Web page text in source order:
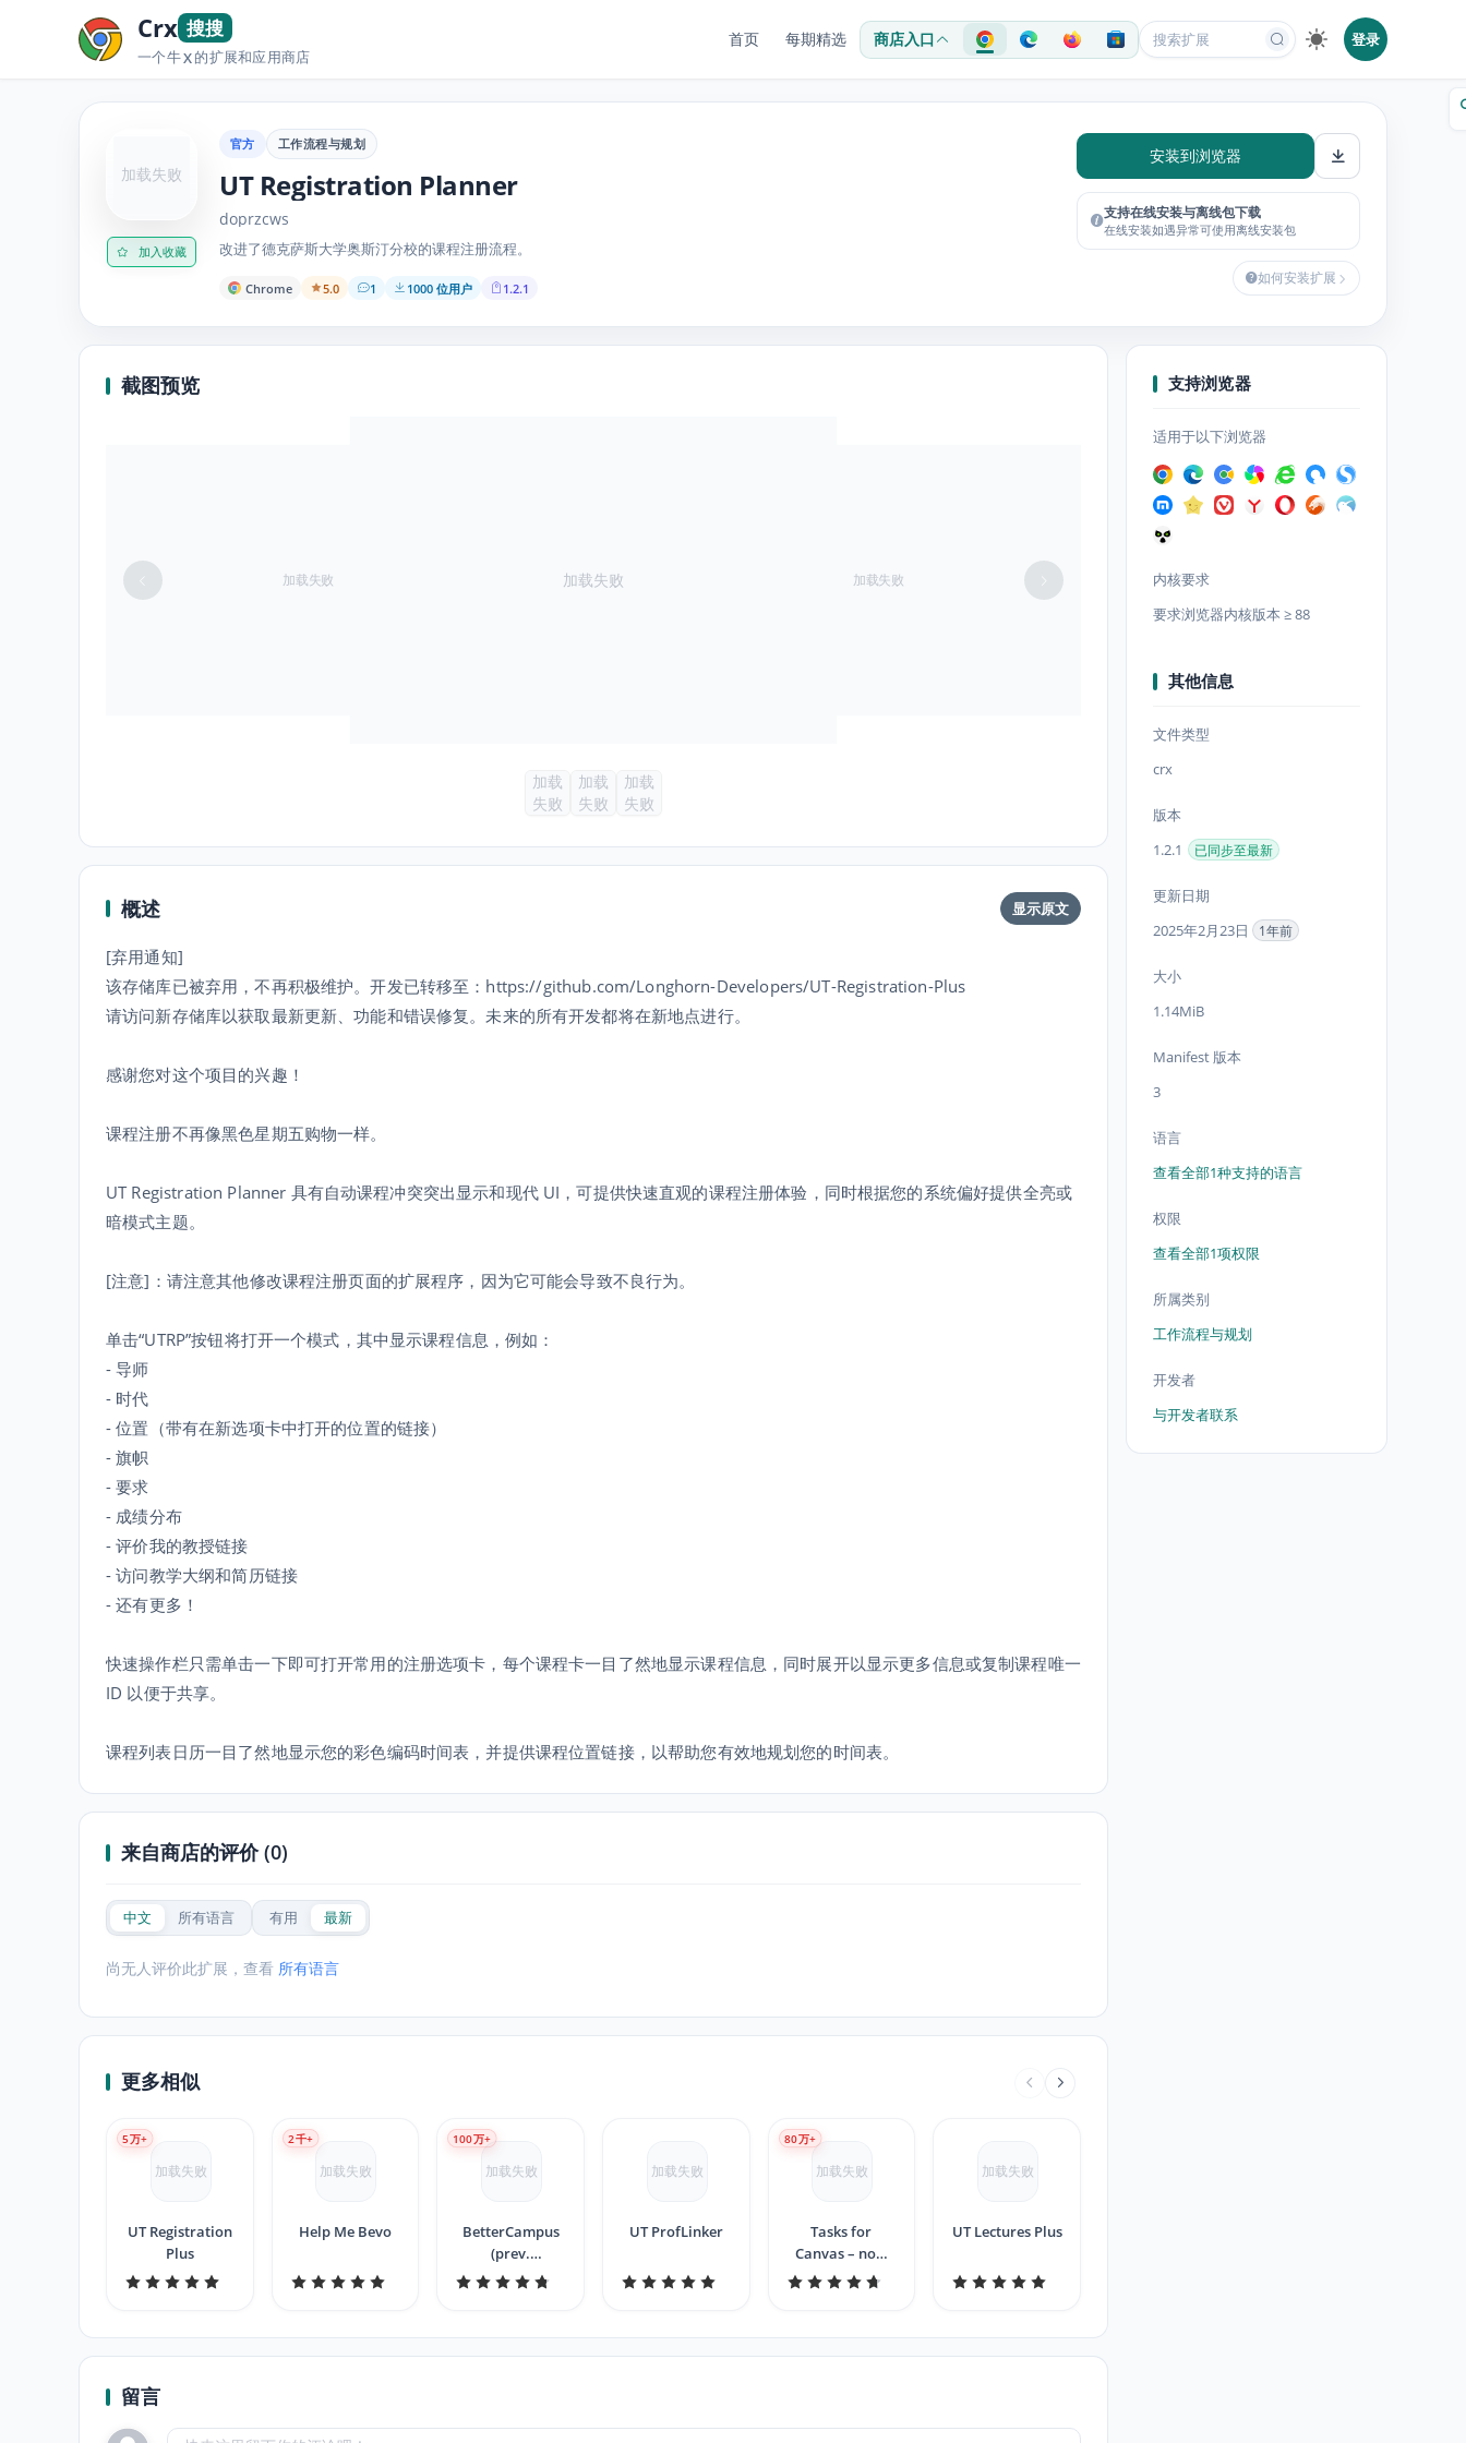
Crx 搜搜
一个牛X的扩展和应用商店
首页 每期精选 商店入口 登录
加载失败
加入收藏
官方 工作流程与规划
UT Registration Planner
doprzcws
改进了德克萨斯大学奥斯汀分校的课程注册流程。
Chrome 5.0 1 1000 位用户 1.2.1
安装到浏览器
支持在线安装与离线包下载
在线安装如遇异常可使用离线安装包
如何安装扩展
截图预览
加载失败 加载失败 加载失败
加载
失败
加载
失败
加载
失败
概述 显示原文
[弃用通知]
该存储库已被弃用，不再积极维护。开发已转移至：https://github.com/Longhorn-Developers/UT-Registration-Plus
请访问新存储库以获取最新更新、功能和错误修复。未来的所有开发都将在新地点进行。
感谢您对这个项目的兴趣！
课程注册不再像黑色星期五购物一样。
UT Registration Planner 具有自动课程冲突突出显示和现代 UI，可提供快速直观的课程注册体验，同时根据您的系统偏好提供全亮或
暗模式主题。
[注意]：请注意其他修改课程注册页面的扩展程序，因为它可能会导致不良行为。
单击“UTRP”按钮将打开一个模式，其中显示课程信息，例如：
- 导师
- 时代
- 位置（带有在新选项卡中打开的位置的链接）
- 旗帜
- 要求
- 成绩分布
- 评价我的教授链接
- 访问教学大纲和简历链接
- 还有更多！
快速操作栏只需单击一下即可打开常用的注册选项卡，每个课程卡一目了然地显示课程信息，同时展开以显示更多信息或复制课程唯一
ID 以便于共享。
课程列表日历一目了然地显示您的彩色编码时间表，并提供课程位置链接，以帮助您有效地规划您的时间表。
来自商店的评价 (0)
中文 所有语言 有用 最新
尚无人评价此扩展，查看 所有语言
更多相似
加载失败
UT Registration
Plus
5万+
加载失败
Help Me Bevo
2千+
加载失败
BetterCampus
(prev.
BetterCanvas)
100万+
加载失败
UT ProfLinker
加载失败
Tasks for
Canvas – now
supporting
80万+
加载失败
UT Lectures Plus
留言
支持浏览器
适用于以下浏览器
内核要求
要求浏览器内核版本 ≥ 88
其他信息
文件类型
crx
版本
1.2.1
已同步至最新
更新日期
2025年2月23日
1年前
大小
1.14MiB
Manifest 版本
3
语言
查看全部1种支持的语言
权限
查看全部1项权限
所属类别
工作流程与规划
开发者
与开发者联系